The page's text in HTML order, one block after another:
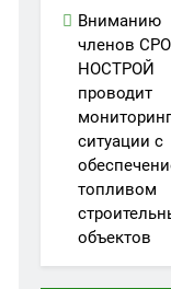
Вниманию
членов
НОСТРОЙ
проводит
мониторинг
ситуации с
топливом
объектов